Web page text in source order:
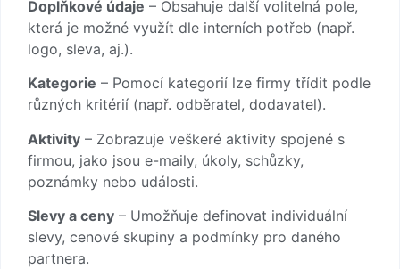
Doplňkové údaje – Obsahuje další volitelná pole,
která je možné využít dle interních potřeb (např.
logo, sleva, aj.).
Kategorie – Pomocí kategorií lze firmy třídit podle
různých kritérií (např. odběratel, dodavatel).
Aktivity – Zobrazuje veškeré aktivity spojené s
firmou, jako jsou e-maily, úkoly, schůzky,
poznámky nebo události.
Slevy a ceny – Umožňuje definovat individuální
slevy, cenové skupiny a podmínky pro daného
partnera.